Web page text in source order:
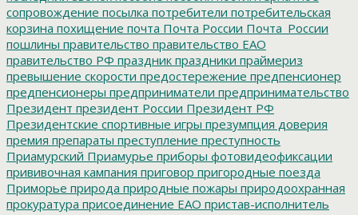
сопровождение посылка потребители потребительская
корзина похищение почта Почта России Почта_России
пошлины правительство правительство ЕАО
правительство РФ праздник праздники праймериз
превышение скорости предостережение предпенсионер
предпенсионеры предприниматели предпринимательство
Президент президент России Президент РФ
Президентские спортивные игры презумпция доверия
премия препараты преступление преступность
Приамурский Приамурье приборы фотовидеофиксации
прививочная кампания приговор пригородные поезда
Приморье природа природные пожары природоохранная
прокуратура присоединение ЕАО пристав-исполнитель